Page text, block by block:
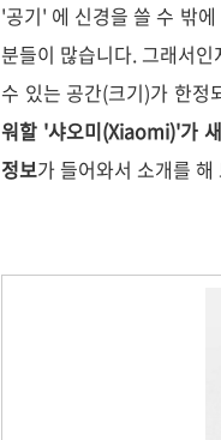
'공기' 에 신경을 쓸 수 밖
분들이 많습니다. 그래서
수 있는 공간(크기)가 한정
워할 '샤오미(Xiaomi)'가
정보가 들어와서 소개를